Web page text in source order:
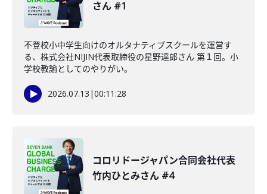
さん #1
不登校小中学生向けのオルタナティブスクールを運営す
る、株式会社NIJIN代表取締役の星野達郎さん 第１回。小
学校教諭としてのやりがい。
2026.07.13 |00:11:28
コロリドージャパン合同会社代表
竹内ひとみさん #4